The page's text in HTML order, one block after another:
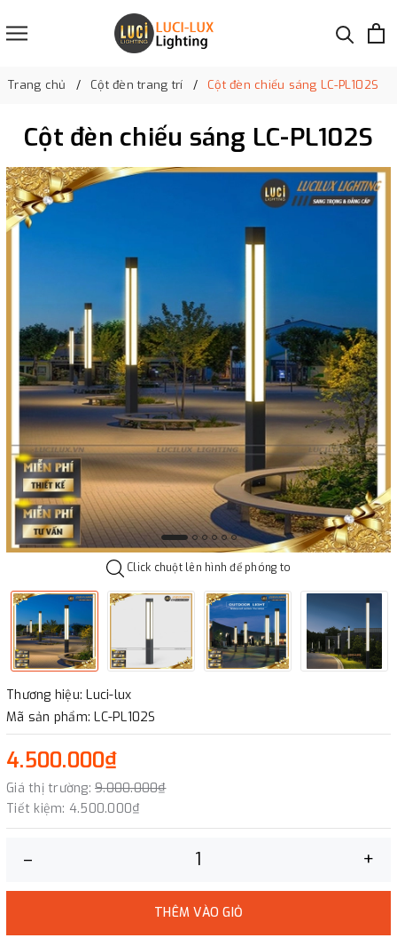
Trang chủ Cột đèn trang trí Cột đèn chiếu sáng LC-PL102S
Cột đèn chiếu sáng LC-PL102S
Click chuột lên hình để phóng to
Thương hiệu: Luci-lux
Mã sản phẩm: LC-PL102S
4.500.000₫
Giá thị trường: 9.000.000₫
Tiết kiệm: 4.500.000₫
– +
THÊM VÀO GIỎ